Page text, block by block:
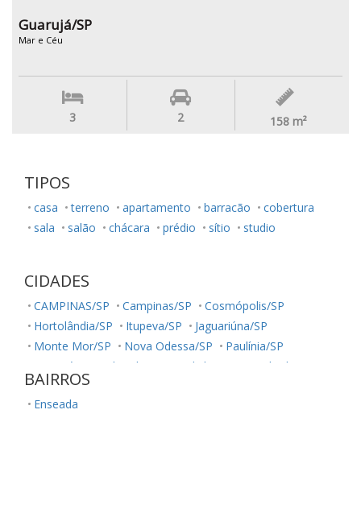
Guarujá/SP
Mar e Céu
3 2 158 m²
TIPOS
casa terreno apartamento barracão
cobertura
sala
salão chácara prédio sítio studio
CIDADES
CAMPINAS/SP Campinas/SP
Cosmópolis/SP
Hortolândia/SP
Itupeva/SP
Jaguariúna/SP
Monte Mor/SP
Nova Odessa/SP
Paulínia/SP
Sumaré/SP
Ubatuba/SP Valinhos/SP Vinhedo/SP
BAIRROS
Enseada